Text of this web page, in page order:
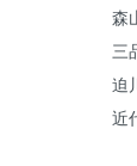
森
三
迫